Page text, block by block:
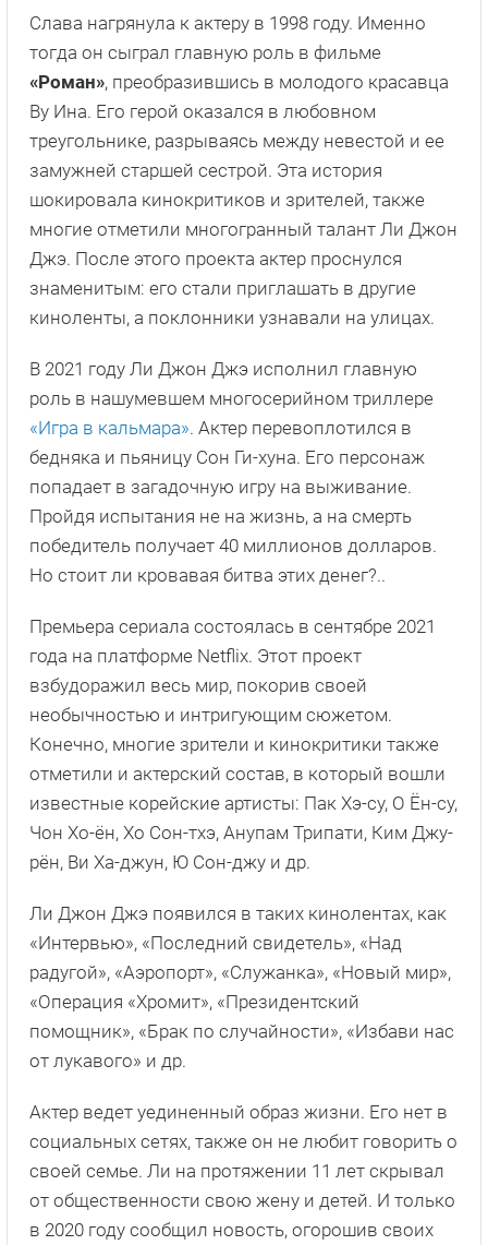
Слава нагрянула к актеру в 1998 году. Именно
тогда он сыграл главную роль в фильме
«Роман», преобразившись в молодого красавца
Ву Ина. Его герой оказался в любовном
треугольнике, разрываясь между невестой и ее
замужней старшей сестрой. Эта история
шокировала кинокритиков и зрителей, также
многие отметили многогранный талант Ли Джон
Джэ. После этого проекта актер проснулся
знаменитым: его стали приглашать в другие
киноленты, а поклонники узнавали на улицах.
В 2021 году Ли Джон Джэ исполнил главную
роль в нашумевшем многосерийном триллере
«Игра в кальмара». Актер перевоплотился в
бедняка и пьяницу Сон Ги-хуна. Его персонаж
попадает в загадочную игру на выживание.
Пройдя испытания не на жизнь, а на смерть
победитель получает 40 миллионов долларов.
Но стоит ли кровавая битва этих денег?..
Премьера сериала состоялась в сентябре 2021
года на платформе Netflix. Этот проект
взбудоражил весь мир, покорив своей
необычностью и интригующим сюжетом.
Конечно, многие зрители и кинокритики также
отметили и актерский состав, в который вошли
известные корейские артисты: Пак Хэ-су, О Ён-су,
Чон Хо-ён, Хо Сон-тхэ, Анупам Трипати, Ким Джу-
рён, Ви Ха-джун, Ю Сон-джу и др.
Ли Джон Джэ появился в таких кинолентах, как
«Интервью», «Последний свидетель», «Над
радугой», «Аэропорт», «Служанка», «Новый мир»,
«Операция «Хромит», «Президентский
помощник», «Брак по случайности», «Избави нас
от лукавого» и др.
Актер ведет уединенный образ жизни. Его нет в
социальных сетях, также он не любит говорить о
своей семье. Ли на протяжении 11 лет скрывал
от общественности свою жену и детей. И только
в 2020 году сообщил новость, огорошив своих